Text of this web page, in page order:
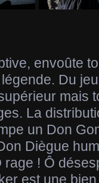
envoûte
Du
mais
La
un Don
Diègue
! Ô
est une